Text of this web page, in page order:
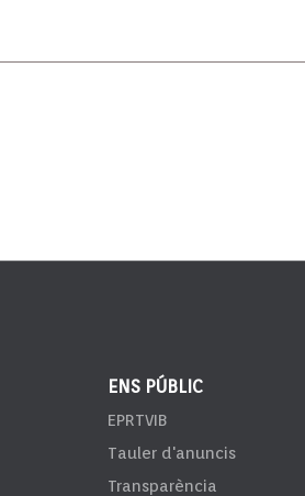
ENS PÚBLIC
EPRTVIB
Tauler d'anuncis
Transparència